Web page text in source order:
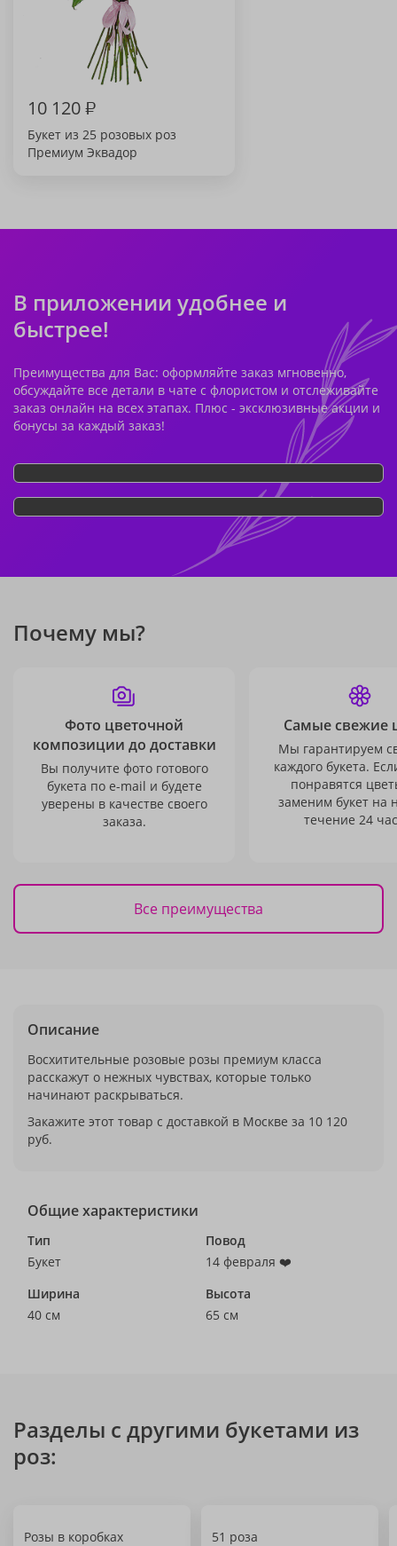
10 120₽
Букет из 25 розовых роз
Премиум Эквадор
В приложении удобнее и
быстрее!
Преимущества для Вас: оформляйте заказ мгновенно,
обсуждайте все детали в чате с флористом и отслеживайте
заказ онлайн на всех этапах. Плюс - эксклюзивные акции и
бонусы за каждый заказ!
Почему мы?
Фото цветочной
композиции до доставки
Вы получите фото готового
букета по e-mail и будете
уверены в качестве своего
заказа.
Самые свежие
Мы гарантируем
каждого букета.
понравятся
заменим букет на
течение 24
Все преимущества
Описание
Восхитительные розовые розы премиум класса
расскажут о нежных чувствах, которые только
начинают раскрываться.
Закажите этот товар с доставкой в Москве за 10 120
руб.
Общие характеристики
Тип
Букет
Повод
14 февраля ❤️
Ширина
40 см
Высота
65 см
Разделы с другими букетами из
роз:
Розы в коробках 51 роза